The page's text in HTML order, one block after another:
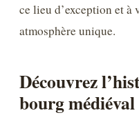
ce lieu d’exception et à
atmosphère unique.
Découvrez
bourg